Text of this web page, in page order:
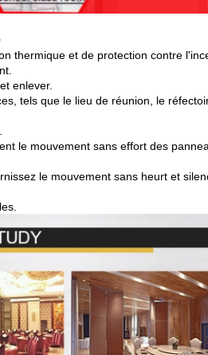
thermique et de protection contre
enlever.
tels que le lieu de réunion, le
le mouvement sans effort des
le mouvement sans heurt et